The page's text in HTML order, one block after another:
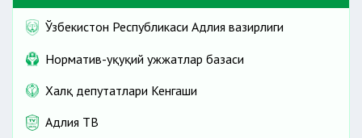
Ўзбекистон Республикаси Адлия вазирлиги
Норматив-ҳуқуқий ҳужжатлар базаси
Халқ депутатлари Кенгаши
Адлия ТВ